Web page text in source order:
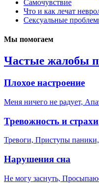
Самочувствие
Что и как лечат
Сексуальные
Мы помогаем
Частые жалобы
Плохое настроение
Меня ничего не радует,
Тревожность и страхи
Тревоги, Приступы
Нарушения сна
Не могу заснуть,